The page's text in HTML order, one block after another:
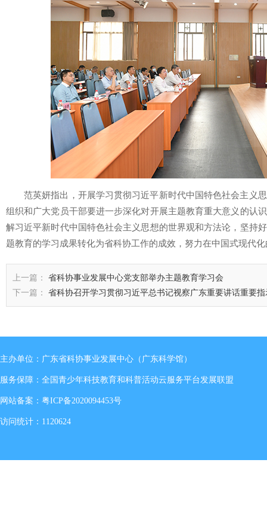
范英妍指出，开展学习贯彻习近平新时代中国特色社会主义
组织和广大党员干部要进一步深化对开展主题教育重大意义的认
解习近平新时代中国特色社会主义思想的世界观和方法论，坚持
题教育的学习成果转化为省科协工作的成效，努力在中国式现代
上一篇：
省科协事业发展中心党支部举办主题教育学习会
下一篇：
省科协召开学习贯彻习近平总书记视察广东重要讲话重要
主办单位：广东省科协事业发展中心（广东科学馆）
服务保障：全国青少年科技教育和科普活动云服务平台发展联盟
网站备案： 粤ICP备2020094453号
访问统计：1120624